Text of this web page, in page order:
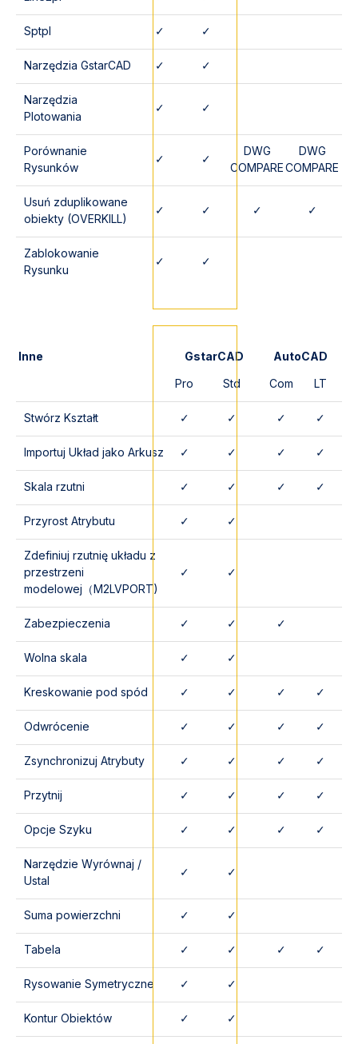
Sptpl ✓ ✓
Narzędzia GstarCAD ✓ ✓
Narzędzia
Plotowania
✓ ✓
Porównanie
Rysunków
✓ ✓
DWG
COMPARE
DWG
COMPARE
Usuń zduplikowane
obiekty (OVERKILL)
✓ ✓ ✓ ✓
Zablokowanie
Rysunku
✓ ✓
Inne GstarCAD
AutoCAD
Pro
Std Com LT
Stwórz Kształt ✓ ✓ ✓ ✓
Importuj Układ jako Arkusz ✓ ✓ ✓ ✓
Skala rzutni ✓ ✓ ✓ ✓
Przyrost Atrybutu ✓ ✓
Zdefiniuj rzutnię układu z
przestrzeni
modelowej（M2LVPORT)
✓ ✓
Zabezpieczenia ✓ ✓ ✓
Wolna skala ✓ ✓
Kreskowanie pod spód ✓ ✓ ✓ ✓
Odwrócenie ✓ ✓ ✓ ✓
Zsynchronizuj Atrybuty ✓ ✓ ✓ ✓
Przytnij ✓ ✓ ✓ ✓
Opcje Szyku ✓ ✓ ✓ ✓
Narzędzie Wyrównaj /
Ustal
✓ ✓
Suma powierzchni ✓ ✓
Tabela ✓ ✓ ✓ ✓
Rysowanie Symetryczne ✓ ✓
Kontur Obiektów ✓ ✓